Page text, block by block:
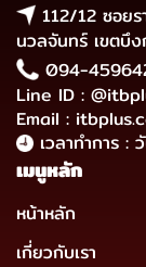
112/12 ซอย
นวลจันทร์ เขตบึ
094-
Line ID :
Email :
เวลาทำการ
เมนูหลัก
หน้าหลัก
เกี่ยวกับเรา